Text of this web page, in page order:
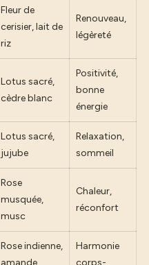
Fleur de
cerisier, lait de
riz
Renouveau,
légèreté
Lotus sacré,
cèdre blanc
Positivité,
bonne
énergie
Lotus sacré,
jujube
Relaxation,
sommeil
Rose
musquée,
musc
Chaleur,
réconfort
Rose indienne,
amande
Harmonie
corps-